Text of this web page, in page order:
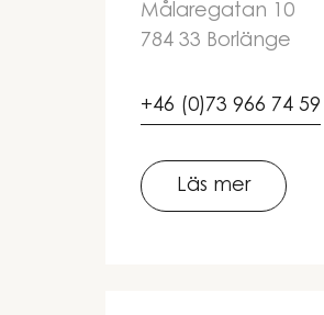
Målaregatan 10
784 33 Borlänge
+46 (0)73 966 74 59
Läs mer